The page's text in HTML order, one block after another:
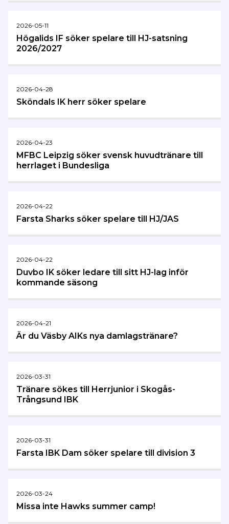
2026-05-11
Högalids IF söker spelare till HJ-satsning
2026/2027
2026-04-28
Sköndals IK herr söker spelare
2026-04-23
MFBC Leipzig söker svensk huvudtränare till
herrlaget i Bundesliga
2026-04-22
Farsta Sharks söker spelare till HJ/JAS
2026-04-22
Duvbo IK söker ledare till sitt HJ-lag inför
kommande säsong
2026-04-21
Är du Väsby AIKs nya damlagstränare?
2026-03-31
Tränare sökes till Herrjunior i Skogås-
Trångsund IBK
2026-03-31
Farsta IBK Dam söker spelare till division 3
2026-03-24
Missa inte Hawks summer camp!